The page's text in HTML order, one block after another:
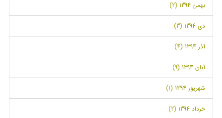
بهمن 1394 (2)
دی 1394 (3)
آذر 1394 (4)
آبان 1394 (9)
شهریور 1394 (1)
خرداد 1394 (2)